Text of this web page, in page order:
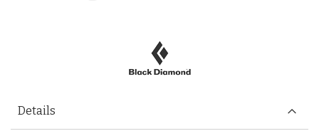
Details